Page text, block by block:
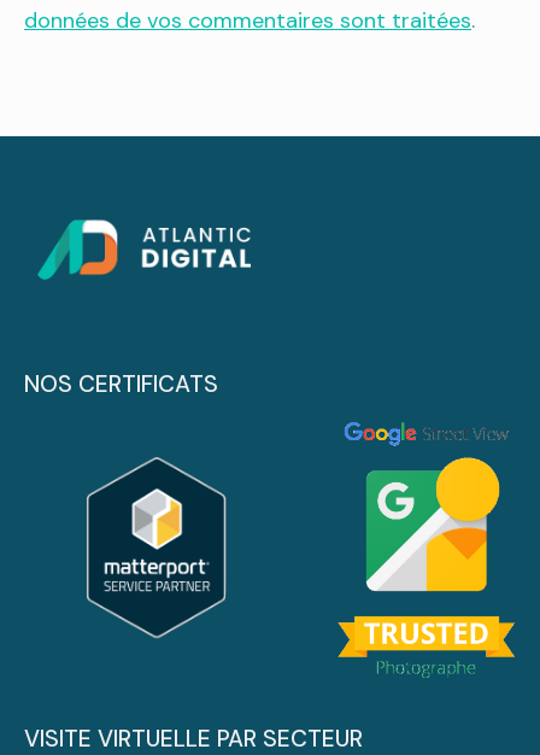
données de vos commentaires sont traitées.
NOS CERTIFICATS
VISITE VIRTUELLE PAR SECTEUR